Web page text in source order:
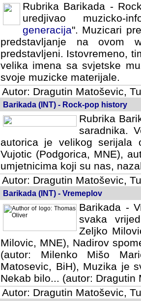
Rubrika Barikada -
uredjivao muzicko-
Muzicari predstavljeni u
na ovom web portalu
Istovremeno, tim nacinom
sa svjetske muzicke scene
materijale.
Autor: Dragutin Matoševic,
Barikada (INT) - Rock-pop history
Rubrika
saradnika.
autorica je velikog serijala
Vujotic (Podgorica, MNE),
umjetnicima koji su nas,
Autor: Dragutin Matoševic,
Barikada (INT) - Vremeplov
Barikada -
svaka
Milovic,
MNE), Nadirov spomenar
Milenko Mišo Maric, UK),
Muzika je svirala (autor:
(autor: Dragutin Matosevic,
Autor: Dragutin Matoševic,